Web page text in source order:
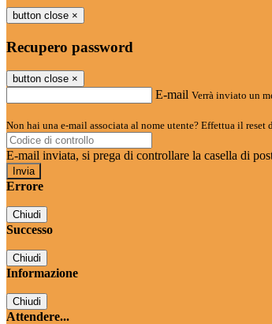
button close ×
Recupero password
button close ×
E-mail Verrà inviato un
Non hai una e-mail associata al nome utente? Effettua il reset
E-mail inviata, si prega di controllare la casella di
Errore
Chiudi
Successo
Chiudi
Informazione
Chiudi
Attendere...